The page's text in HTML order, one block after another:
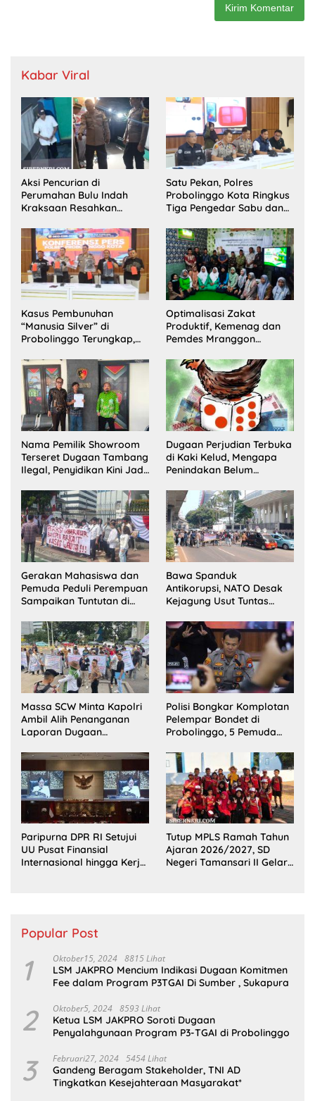
Kabar Viral
Aksi Pencurian di
Perumahan Bulu Indah
Kraksaan Resahkan
Satu Pekan, Polres
Probolinggo Kota Ringkus
Tiga Pengedar Sabu dan
Kasus Pembunuhan
“Manusia Silver” di
Probolinggo Terungkap,
Satu Buron
Optimalisasi Zakat
Produktif, Kemenag dan
Pemdes Mranggon
Pelaksana Kampung
Zakat
Nama Pemilik Showroom
Terseret Dugaan Tambang
Ilegal, Penyidikan Kini Jadi
Dugaan Perjudian Terbuka
di Kaki Kelud, Mengapa
Penindakan Belum
Gerakan Mahasiswa dan
Pemuda Peduli Perempuan
Sampaikan Tuntutan di
Bawa Spanduk
Antikorupsi, NATO Desak
Kejagung Usut Tuntas
Massa SCW Minta Kapolri
Ambil Alih Penanganan
Laporan Dugaan
Sumsel
Polisi Bongkar Komplotan
Pelempar Bondet di
Probolinggo, 5 Pemuda
Paripurna DPR RI Setujui
UU Pusat Finansial
Internasional hingga Kerja
Tutup MPLS Ramah Tahun
Ajaran 2026/2027, SD
Negeri Tamansari II Gelar
Popular Post
1 Oktober15, 2024 8815 Lihat
LSM JAKPRO Mencium Indikasi Dugaan Komitmen
Fee dalam Program P3TGAI Di Sumber , Sukapura
2 Oktober5, 2024 8593 Lihat
Ketua LSM JAKPRO Soroti Dugaan
Penyalahgunaan Program P3-TGAI di Probolinggo
3 Februari27, 2024 5454 Lihat
Gandeng Beragam Stakeholder, TNI AD
Tingkatkan Kesejahteraan Masyarakat*